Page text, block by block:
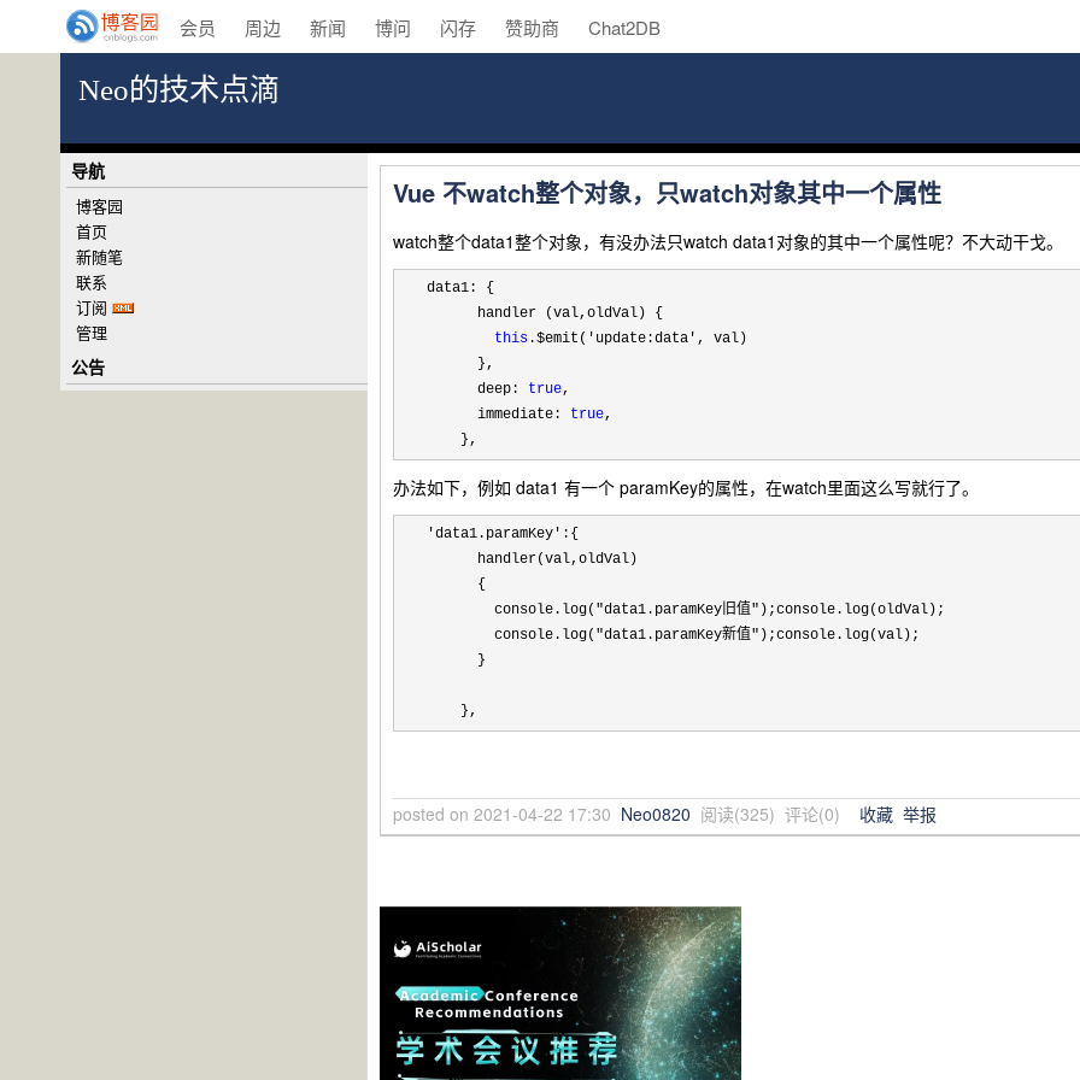
会员 周边 新闻 博问 闪存 赞助商 Chat2DB
Neo的技术点滴
Vue 不watch整个对象，只watch对象其中一个属性
watch整个data1整个对象，有没办法只watch data1对象的其中一个属性呢？不大动干戈。
data1: {
      handler (val,oldVal) {
this .$emit('update:data' , val)
      },
      deep:
true,
      immediate:
true,
    },
办法如下，例如 data1 有一个 paramKey的属性，在watch里面这么写就行了。
'data1.paramKey' :{
      handler(val,oldVal)
      {
        console.log(
"data1.paramKey旧值" );console.log(oldVal);
        console.log(
"data1.paramKey新值" );console.log(val);
      }
    },
posted on 2021-04-22 17:30 Neo0820 阅读(325) 评论(0) 收藏 举报
导航
博客园
首页
新随笔
联系
订阅
管理
公告